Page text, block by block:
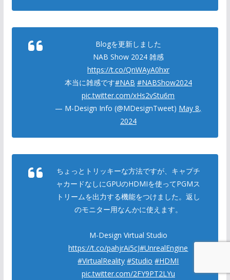
Blogを更新しました
NAB Show 2024 雑感
https://t.co/QnWAyA0hxr
本当に雑感です#NAB #NABShow2024
pic.twitter.com/xHs2vStu6m
— M-Design Info (@MDesignTweet) May 8,
2024
ちょっとトリッキーな方法ですが、キャプチ
ャカードなしにGPUのHDMIを使ってPGMス
トリームを出力する機能をつけました。返し
のモニター用なんかに使えます。
M-Design Virtual Studio
https://t.co/pahjrAi5cJ#UnrealEngine
#VirtualReality #Studio #HDMI
pic.twitter.com/2FY9PT2LYu